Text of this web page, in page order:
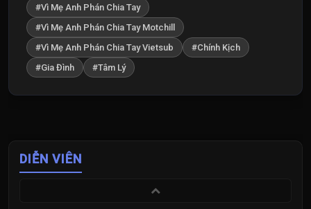
#Vì Mẹ Anh Phán Chia Tay
#Vì Mẹ Anh Phán Chia Tay Motchill
#Vì Mẹ Anh Phán Chia Tay Vietsub
#Chính Kịch
#Gia Đình
#Tâm Lý
DIỄN VIÊN